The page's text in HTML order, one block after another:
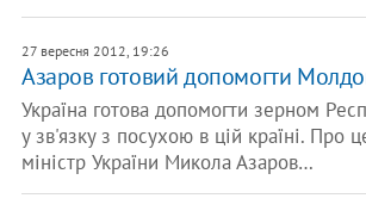
27 вересня 2012, 19:26
Азаров готовий допомогти
Україна готова допомогти зерном
у зв'язку з посухою в цій країні. Про
міністр України Микола Азаров…